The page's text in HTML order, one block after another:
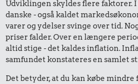
Udviklingen skyldes flere faktorer.
danske - også kaldet
varer og ydelser svinge over tid.
priser falder. Over en længere
altid stige - det kaldes inflation.
samfundet konstateres en samlet
Det betyder, at du kan købe mindre